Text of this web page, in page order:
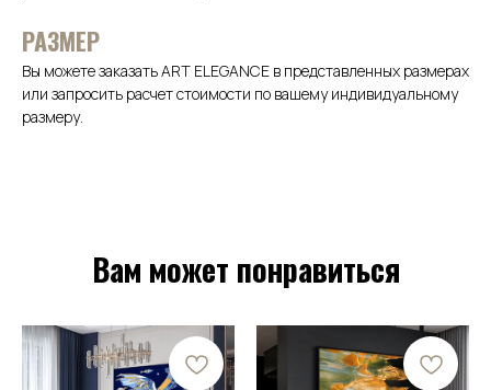
РАЗМЕР
Вы можете заказать ART ELEGANCE в представленных размерах
или запросить расчет стоимости по вашему индивидуальному
размеру.
Вам может понравиться